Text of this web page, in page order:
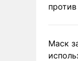
Маск